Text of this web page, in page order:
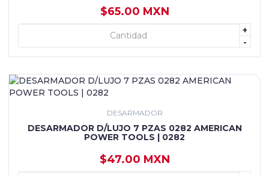
$65.00 MXN
+
-
+ AGREGAR
DESARMADOR
DESARMADOR D/LUJO 7 PZAS 0282 AMERICAN
POWER TOOLS | 0282
$47.00 MXN